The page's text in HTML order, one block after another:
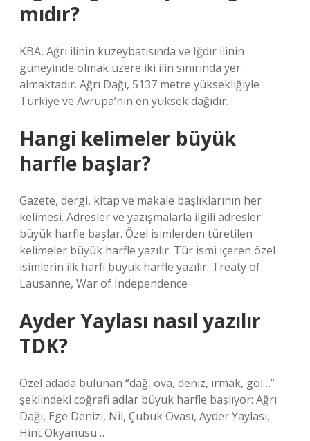
mıdır?
KBA, Ağrı ilinin kuzeybatısında ve Iğdır ilinin
güneyinde olmak üzere iki ilin sınırında yer
almaktadır. Ağrı Dağı, 5137 metre yüksekliğiyle
Türkiye ve Avrupa’nın en yüksek dağıdır.
Hangi kelimeler büyük
harfle başlar?
Gazete, dergi, kitap ve makale başlıklarının her
kelimesi. Adresler ve yazışmalarla ilgili adresler
büyük harfle başlar. Özel isimlerden türetilen
kelimeler büyük harfle yazılır. Tür ismi içeren özel
isimlerin ilk harfi büyük harfle yazılır: Treaty of
Lausanne, War of Independence
Ayder Yaylası nasıl yazılır
TDK?
Özel adada bulunan “dağ, ova, deniz, ırmak, göl…”
şeklindeki coğrafi adlar büyük harfle başlıyor: Ağrı
Dağı, Ege Denizi, Nil, Çubuk Ovası, Ayder Yaylası,
Hint Okyanusu…